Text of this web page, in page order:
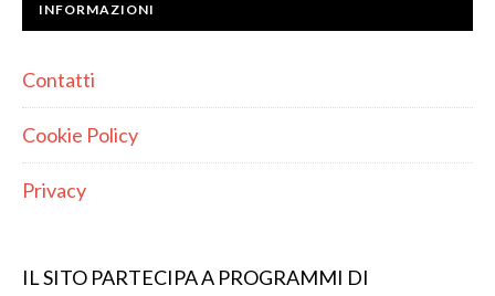
INFORMAZIONI
Contatti
Cookie Policy
Privacy
IL SITO PARTECIPA A PROGRAMMI DI